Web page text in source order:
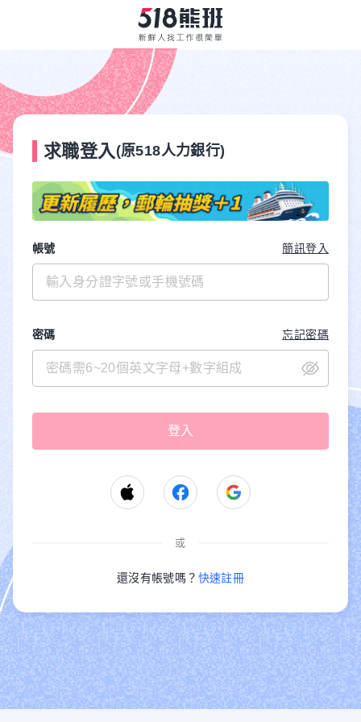
求職登入 (原518人力銀行)
帳號 簡訊登入
密碼 忘記密碼
或
還沒有帳號嗎？ 快速註冊